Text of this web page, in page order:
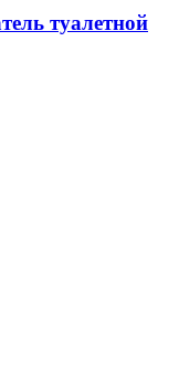
туалетной